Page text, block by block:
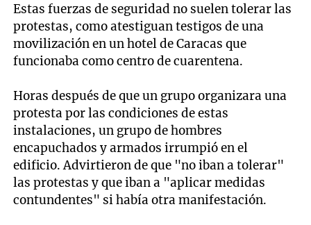
Estas fuerzas de seguridad no suelen tolerar las
protestas, como atestiguan testigos de una
movilización en un hotel de Caracas que
funcionaba como centro de cuarentena.
Horas después de que un grupo organizara una
protesta por las condiciones de estas
instalaciones, un grupo de hombres
encapuchados y armados irrumpió en el
edificio. Advirtieron de que "no iban a tolerar"
las protestas y que iban a "aplicar medidas
contundentes" si había otra manifestación.